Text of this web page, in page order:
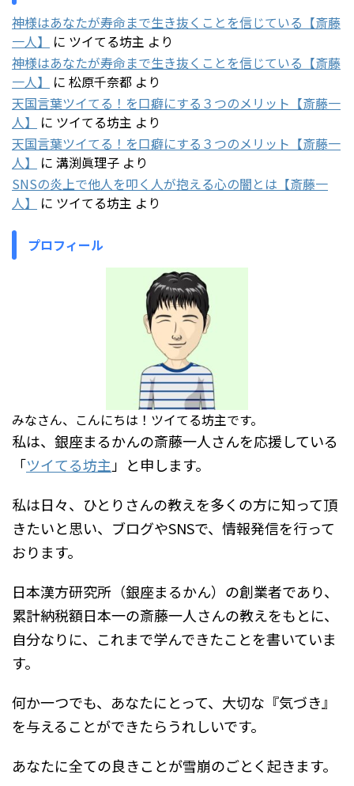
神様はあなたが寿命まで生き抜くことを信じている【斎藤
一人】
に ツイてる坊主 より
神様はあなたが寿命まで生き抜くことを信じている【斎藤
一人】
に 松原千奈都 より
天国言葉ツイてる！を口癖にする３つのメリット【斎藤一
人】
に ツイてる坊主 より
天国言葉ツイてる！を口癖にする３つのメリット【斎藤一
人】
に 溝渕眞理子 より
SNSの炎上で他人を叩く人が抱える心の闇とは【斎藤一
人】
に ツイてる坊主 より
プロフィール
みなさん、こんにちは！ツイてる坊主です。
私は、銀座まるかんの斎藤一人さんを応援している
「ツイてる坊主 」と申します。
私は日々、ひとりさんの教えを多くの方に知って頂
きたいと思い、ブログやSNSで、情報発信を行って
おります。
日本漢方研究所（銀座まるかん）の創業者であり、
累計納税額日本一の斎藤一人さんの教えをもとに、
自分なりに、これまで学んできたことを書いていま
す。
何か一つでも、あなたにとって、大切な『気づき』
を与えることができたらうれしいです。
あなたに全ての良きことが雪崩のごとく起きます。